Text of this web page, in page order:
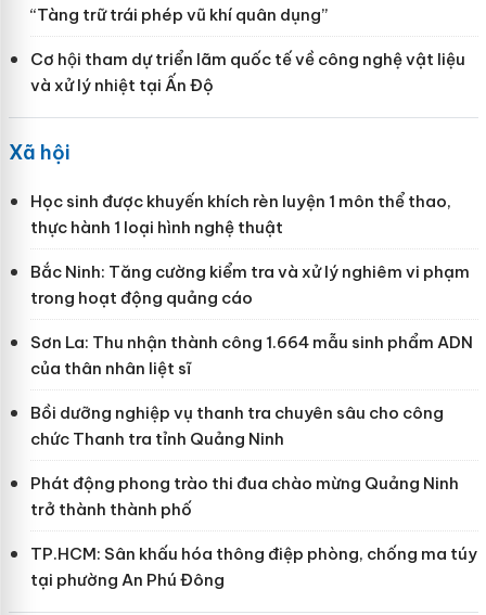
“Tàng trữ trái phép vũ khí quân dụng”
Cơ hội tham dự triển lãm quốc tế về công nghệ vật liệu
và xử lý nhiệt tại Ấn Độ
Xã hội
Học sinh được khuyến khích rèn luyện 1 môn thể thao,
thực hành 1 loại hình nghệ thuật
Bắc Ninh: Tăng cường kiểm tra và xử lý nghiêm vi phạm
trong hoạt động quảng cáo
Sơn La: Thu nhận thành công 1.664 mẫu sinh phẩm ADN
của thân nhân liệt sĩ
Bồi dưỡng nghiệp vụ thanh tra chuyên sâu cho công
chức Thanh tra tỉnh Quảng Ninh
Phát động phong trào thi đua chào mừng Quảng Ninh
trở thành thành phố
TP.HCM: Sân khấu hóa thông điệp phòng, chống ma túy
tại phường An Phú Đông